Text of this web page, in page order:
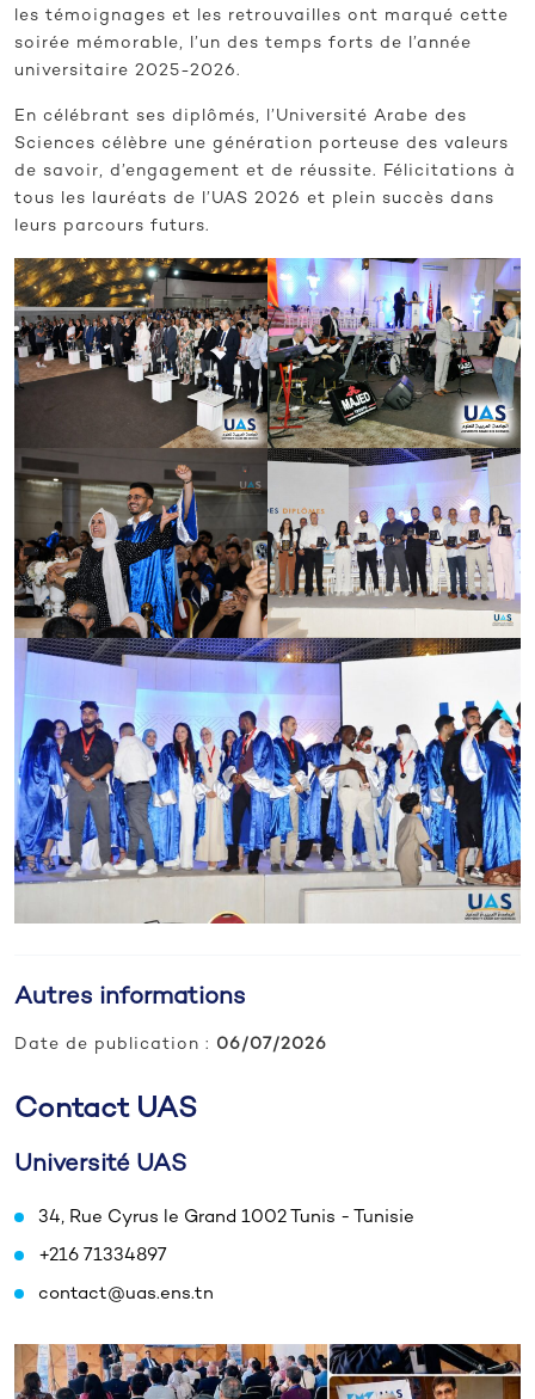
les témoignages et les retrouvailles ont marqué cette
soirée mémorable, l’un des temps forts de l’année
universitaire 2025-2026.
En célébrant ses diplômés, l’Université Arabe des
Sciences célèbre une génération porteuse des valeurs
de savoir, d’engagement et de réussite. Félicitations à
tous les lauréats de l’UAS 2026 et plein succès dans
leurs parcours futurs.
Autres informations
Date de publication : 06/07/2026
Contact UAS
Université UAS
34, Rue Cyrus le Grand 1002 Tunis - Tunisie
+216 71334897
contact@uas.ens.tn